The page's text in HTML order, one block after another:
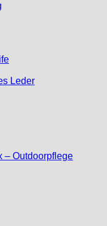
Leder
– Outdoorpflege